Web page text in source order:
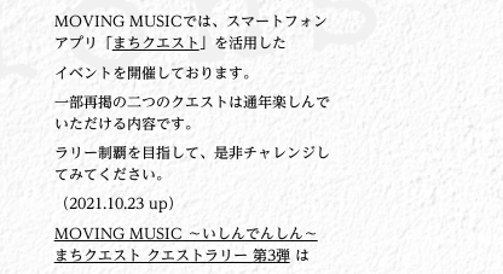
MOVING MUSICでは、スマートフォン
アプリ「
まちクエスト 」を活用した
イベントを開催しております。
一部再掲の二つのクエストは通年楽しんで
いただける内容です。
ラリー制覇を目指して、是非チャレンジし
てみてください。
（2021.10.23 up）
MOVING MUSIC ～いしんでんしん～
まちクエスト クエストラリー 第3弾は